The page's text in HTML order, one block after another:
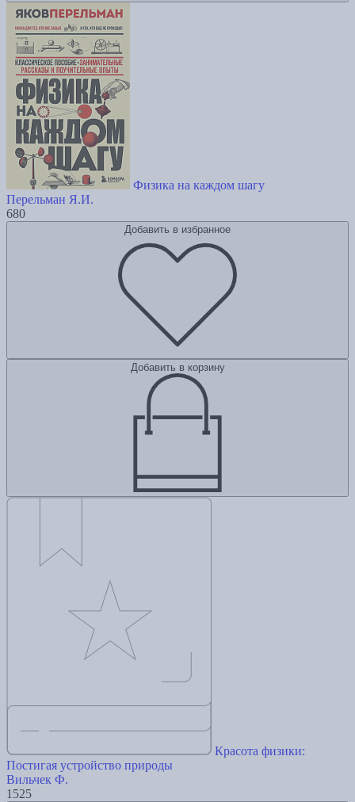
Физика на каждом шагу
Перельман Я.И.
680
Добавить в избранное
Добавить в корзину
Красота физики:
Постигая устройство природы
Вильчек Ф.
1525